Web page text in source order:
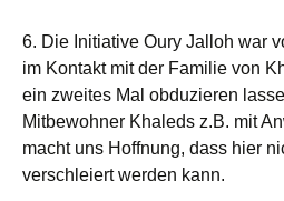
6. Die Initiative Oury Jalloh war
im Kontakt mit der Familie von
ein zweites Mal obduzieren
Mitbewohner Khaleds z.B. mit
macht uns Hoffnung, dass hier
verschleiert werden kann.